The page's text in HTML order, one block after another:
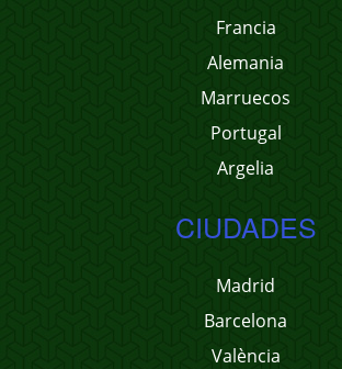
Francia
Alemania
Marruecos
Portugal
Argelia
CIUDADES
Madrid
Barcelona
València